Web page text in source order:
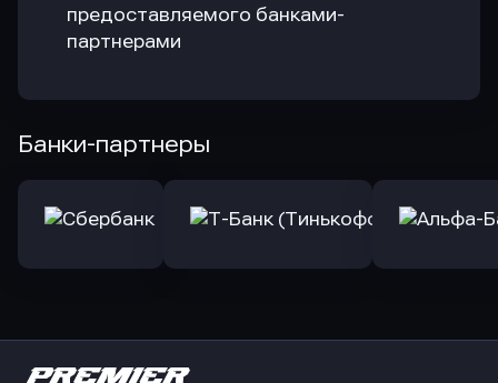
предоставляемого банками-
партнерами
Банки-партнеры